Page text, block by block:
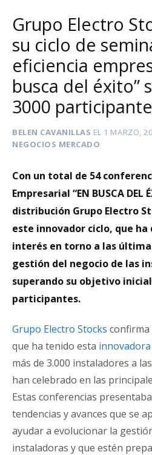
Grupo Electro
su ciclo de
eficiencia
busca del éxito”
3000
BELEN CAVANILLAS EL 1 MARZO,
NEGOCIOS MERCADO
Con un total de 54
Empresarial “EN BUSCA DEL
distribución Grupo Electro
este innovador ciclo, que
interés en torno a las
gestión del negocio de las
superando su objetivo
participantes.
Grupo Electro Stocks confirma
que ha tenido esta
más de 3.000 instaladores a
han celebrado en las
Estas conferencias
tendencias y avances que se
ayudar a evolucionar la
instaladoras y que estén